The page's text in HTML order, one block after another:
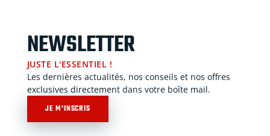
NEWSLETTER
JUSTE L'ESSENTIEL !
Les dernières actualités, nos conseils et nos offres
exclusives directement dans votre boîte mail.
JE M'INSCRIS